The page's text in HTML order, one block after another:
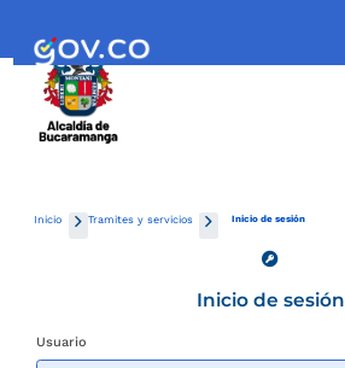
Inicio Tramites y servicios Inicio de sesión
Inicio de sesión
Usuario